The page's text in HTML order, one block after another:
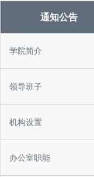
通知公告
学院简介
领导班子
机构设置
办公室职能